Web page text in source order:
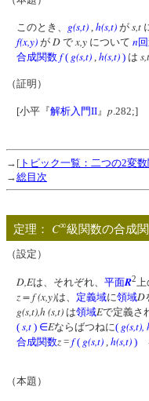
このとき、 g(s,t) , h(s,t) が s,t
f(x,y) が D でx,y について n
合成関数 f( g(s,t) , h(s,t) ) は s,t
（証明）
[小平『解析入門II』 p
→[ トピック一覧：二つの2変
→総目次
定理： C∞級関数の合成
（設定）
D,Eは、それぞれ、 平面R2上
z = f (x,y)は、 定義域に領域D
g(s,t),h (s,t) は領域Eで定義さ
( s,t ) ∈Eならばつねに( g(s,t),
合成関数z = f( g(s,t) , h(s,t) )
（本題）